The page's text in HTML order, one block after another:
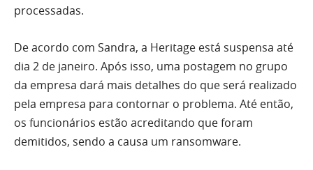
processadas.
De acordo com Sandra, a Heritage está suspensa até
dia 2 de janeiro. Após isso, uma postagem no grupo
da empresa dará mais detalhes do que será realizado
pela empresa para contornar o problema. Até então,
os funcionários estão acreditando que foram
demitidos, sendo a causa um ransomware.